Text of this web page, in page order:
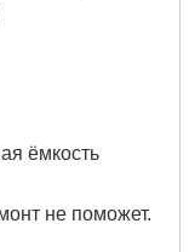
ёмкость
не поможет.